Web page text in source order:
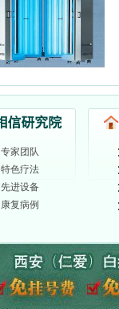
专家团队
特色疗法
先进设备
康复病例